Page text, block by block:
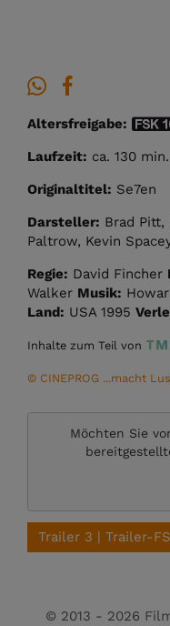
Altersfreigabe:
Laufzeit: ca. 130 min.
Originaltitel: Se7en
Darsteller: Brad Pitt,
Paltrow, Kevin
Regie: David Fincher
Walker Musik:
Land: USA 1995
Inhalte zum Teil von
© CINEPROG ...macht
Möchten Sie
Trailer 3 | Trailer-
© 2013 - 2026